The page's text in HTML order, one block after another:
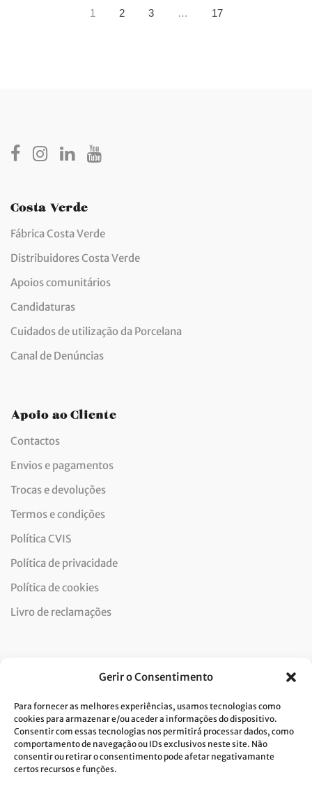
Gerir o Consentimento
Para fornecer as melhores experiências, usamos tecnologias como
cookies para armazenar e/ou aceder a informações do dispositivo.
Consentir com essas tecnologias nos permitirá processar dados, como
comportamento de navegação ou IDs exclusivos neste site. Não
consentir ou retirar o consentimento pode afetar negativamante
certos recursos e funções.
1 2 3 … 17
Costa Verde
Fábrica Costa Verde
Distribuidores Costa Verde
Apoios comunitários
Candidaturas
Cuidados de utilização da Porcelana
Canal de Denúncias
Apoio ao Cliente
Contactos
Envios e pagamentos
Trocas e devoluções
Termos e condições
Política CVIS
Política de privacidade
Política de cookies
Livro de reclamações
Dou consentimento ao tratamento de dados e aceito a
política de privacidade.*
A Costa Verde está comprometida com a implementação do RGPD. Para